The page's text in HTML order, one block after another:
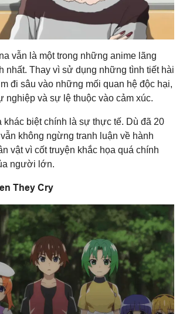
vẫn là một trong những anime lãng
nhất. Thay vì sử dụng những tình tiết hài
đi sâu vào những mối quan hệ độc hại,
nghiệp và sự lệ thuộc vào cảm xúc.
biệt chính là sự thực tế. Dù đã 20
không ngừng tranh luận về hành
vật vì cốt truyện khắc họa quá chính
người lớn.
They Cry